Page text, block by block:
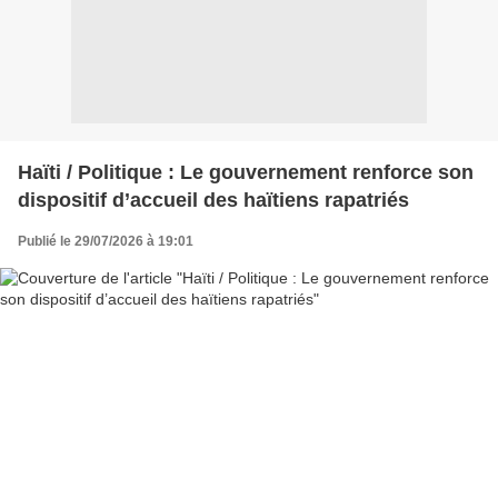
Haïti / Politique : Le gouvernement renforce son
dispositif d’accueil des haïtiens rapatriés
Publié le 29/07/2026 à 19:01